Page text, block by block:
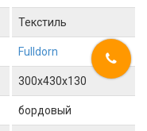
Текстиль
Fulldorn
300x430x130
бордовый